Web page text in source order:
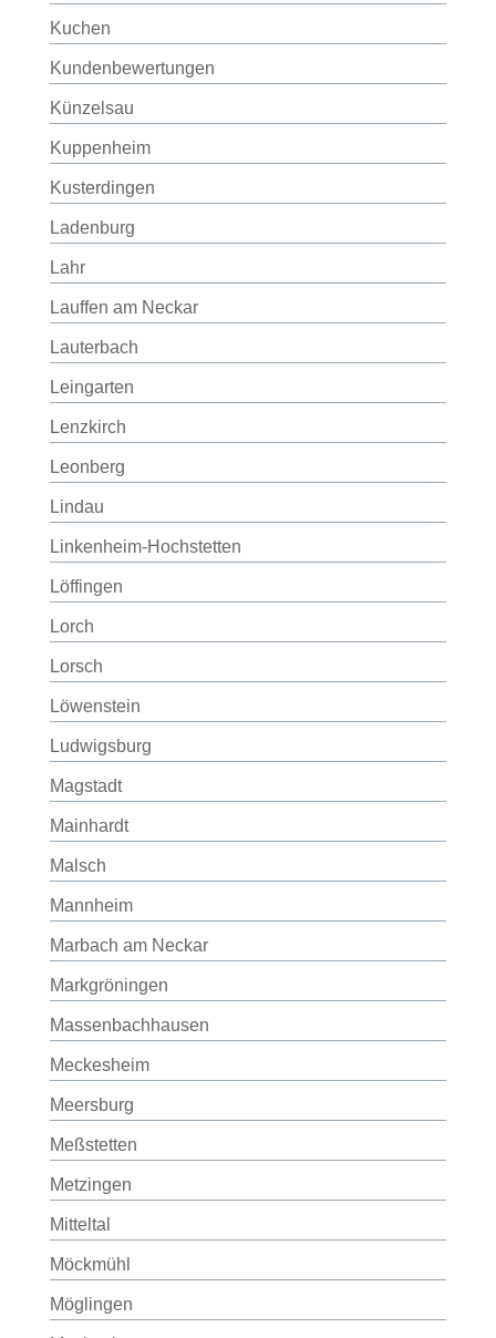
Kuchen
Kundenbewertungen
Künzelsau
Kuppenheim
Kusterdingen
Ladenburg
Lahr
Lauffen am Neckar
Lauterbach
Leingarten
Lenzkirch
Leonberg
Lindau
Linkenheim-Hochstetten
Löffingen
Lorch
Lorsch
Löwenstein
Ludwigsburg
Magstadt
Mainhardt
Malsch
Mannheim
Marbach am Neckar
Markgröningen
Massenbachhausen
Meckesheim
Meersburg
Meßstetten
Metzingen
Mitteltal
Möckmühl
Möglingen